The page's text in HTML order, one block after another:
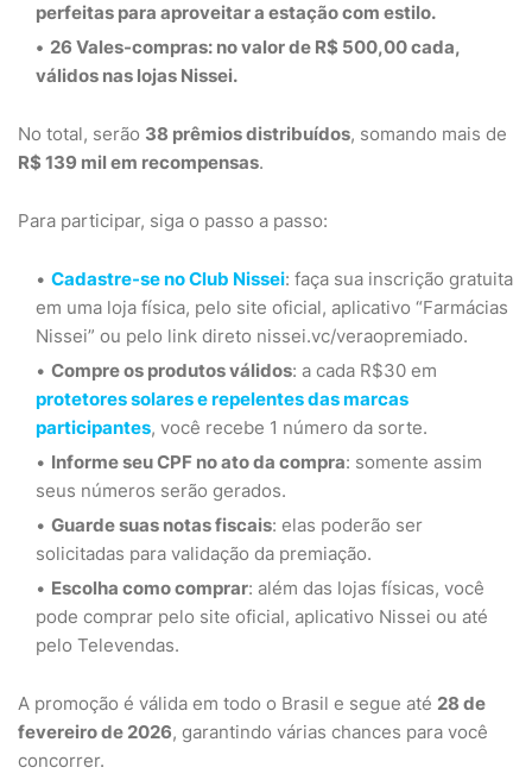
perfeitas para aproveitar a estação com estilo.
26 Vales-compras: no valor de R$ 500,00 cada,
válidos nas lojas Nissei.
No total, serão 38 prêmios distribuídos, somando mais de
R$ 139 mil em recompensas.
Para participar, siga o passo a passo:
Cadastre-se no Club Nissei: faça sua inscrição gratuita
em uma loja física, pelo site oficial, aplicativo “Farmácias
Nissei” ou pelo link direto nissei.vc/veraopremiado.
Compre os produtos válidos: a cada R$30 em
protetores solares e repelentes das marcas
participantes, você recebe 1 número da sorte.
Informe seu CPF no ato da compra: somente assim
seus números serão gerados.
Guarde suas notas fiscais: elas poderão ser
solicitadas para validação da premiação.
Escolha como comprar: além das lojas físicas, você
pode comprar pelo site oficial, aplicativo Nissei ou até
pelo Televendas.
A promoção é válida em todo o Brasil e segue até 28 de
fevereiro de 2026, garantindo várias chances para você
concorrer.